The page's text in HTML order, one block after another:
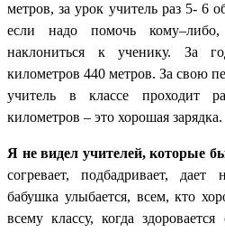
метров, за урок учитель раз 5- 6
если надо помочь
наклониться к ученику. За
километров 440 метров. За свою
учитель в классе проходит
километров – это хорошая зарядка.
Я не видел учителей, которые
согревает, подбадривает,
бабушка улыбается, всем, кто
всему классу, когда